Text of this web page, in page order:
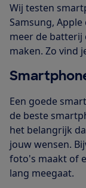
Wij testen
Samsung,
meer de batterij
maken. Zo vind
Een goede
de beste
het belangrijk
jouw wensen.
foto's maakt of
lang meegaat.